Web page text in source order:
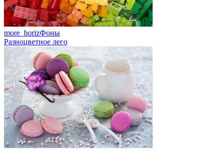
more_horizФоны
Разноцветное лего